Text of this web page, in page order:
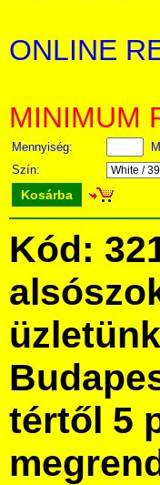
ONLINE
MINIMUM
Mennyiség:
Szín:
Kosárba
Kód:
tértől 5